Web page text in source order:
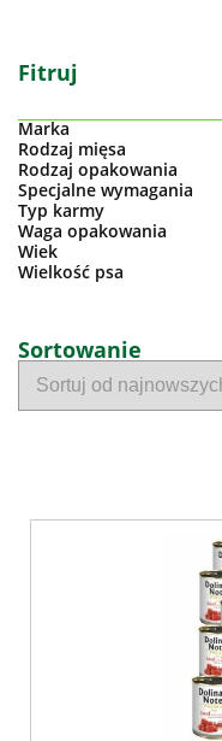
Fitruj
Marka
Rodzaj mięsa
Rodzaj opakowania
Specjalne wymagania
Typ karmy
Waga opakowania
Wiek
Wielkość psa
Sortowanie